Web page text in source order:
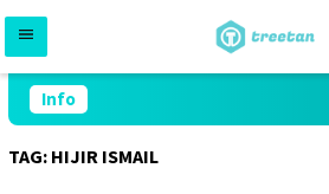
Skip
content
Info
TAG: HIJIR ISMAIL